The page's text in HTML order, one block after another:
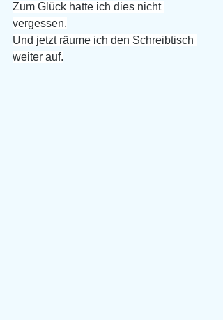
Zum Glück hatte ich dies nicht
vergessen.
Und jetzt räume ich den Schreibtisch
weiter auf.